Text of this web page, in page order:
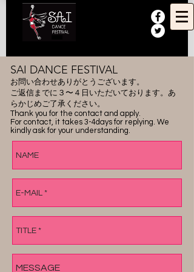
SAI DANCE FESTIVAL
お問い合わせありがとうございます。
ご返信までに３〜４日いただいております。あ
らかじめご了承ください。
Thank you for the contact and apply.
For contact, it takes 3-4days for replying. We
kindly ask for your understanding.